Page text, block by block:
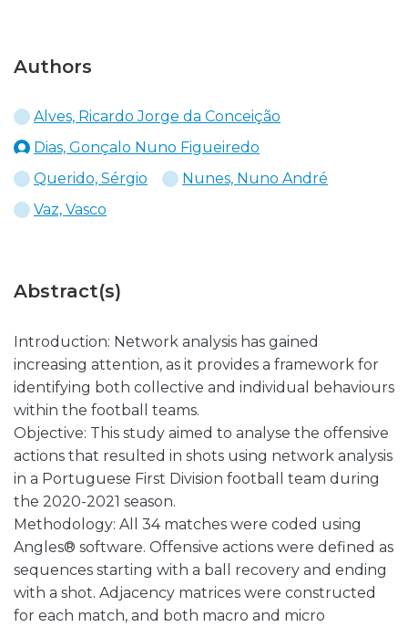
Authors
Alves, Ricardo Jorge da Conceição
Dias, Gonçalo Nuno Figueiredo
Querido, Sérgio
Nunes, Nuno André
Vaz, Vasco
Abstract(s)
Introduction: Network analysis has gained
increasing attention, as it provides a framework for
identifying both collective and individual behaviours
within the football teams.
Objective: This study aimed to analyse the offensive
actions that resulted in shots using network analysis
in a Portuguese First Division football team during
the 2020-2021 season.
Methodology: All 34 matches were coded using
Angles® software. Offensive actions were defined as
sequences starting with a ball recovery and ending
with a shot. Adjacency matrices were constructed
for each match, and both macro and micro